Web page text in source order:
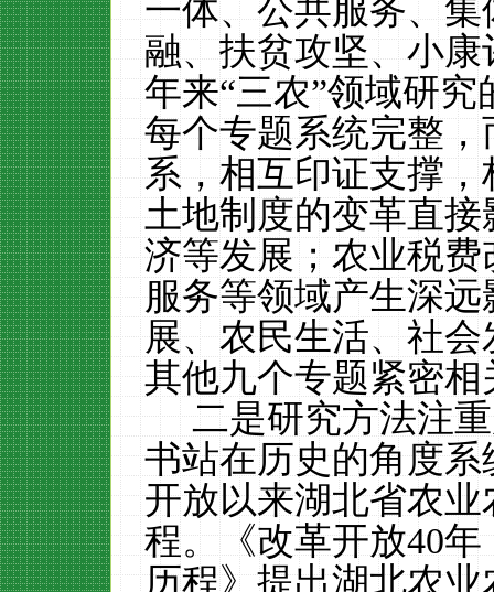
一体、公共服务、
融、扶贫攻坚、小
年来“三农”领域研
每个专题系统完整
系，相互印证支撑
土地制度的变革直
济等发展；农业税
服务等领域产生深
展、农民生活、社
其他九个专题紧密相
二是研究方法注
书站在历史的角度
开放以来湖北省农
程。《改革开放40
历程》提出湖北农